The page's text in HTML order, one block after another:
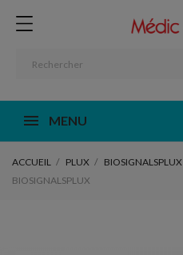
MENU
ACCUEIL PLUX BIOSIGNALSPLUX
BIOSIGNALSPLUX